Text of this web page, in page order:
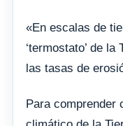
«En escalas de
‘termostato’ de
las tasas de
Para comprender